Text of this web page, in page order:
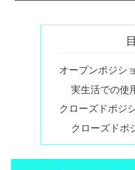
オープンポジシ
実生活での使
クローズドポジ
クローズドポ